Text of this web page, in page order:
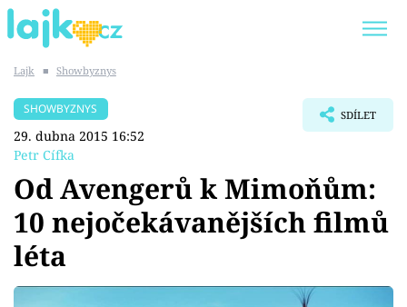
SHOPAHOLICADEL
Témata
Showbyznys
Lajk ■ Showbyznys
SHOWBYZNYS
29. dubna 2015 16:52
Petr Cífka
SDÍLET
Od Avengerů k Mimoňům:
10 nejočekávanějších filmů
léta